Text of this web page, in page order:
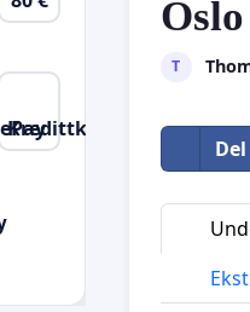
Oslo
T
Kredittkort